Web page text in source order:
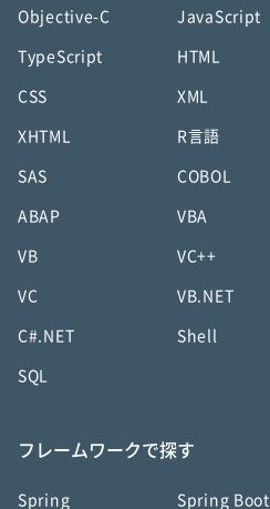
Objective-C JavaScript
TypeScript HTML
CSS XML
XHTML R言語
SAS COBOL
ABAP VBA
VB VC++
VC VB.NET
C#.NET Shell
SQL
フレームワークで探す
Spring Spring Boot